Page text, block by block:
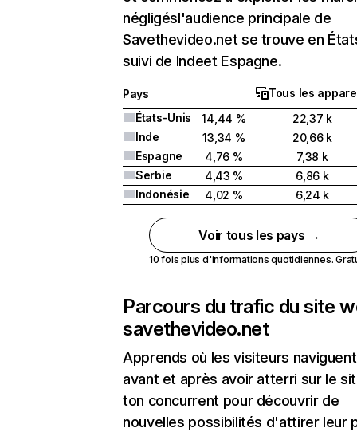
négligésl'audience principale de
Savethevideo.net se trouve en
suivi de Indeet Espagne.
Pays
Tous les
États-Unis
14,44 %
22,37 k
Inde
13,34 %
20,66 k
Espagne
4,76 %
7,38 k
Serbie
4,43 %
6,86 k
Indonésie
4,02 % 6,24 k
Voir tous les pays →
10 fois plus d'informations quotidiennes.
Parcours du trafic du site
savethevideo.net
Apprends où les visiteurs naviguent
avant et après avoir atterri sur le
ton concurrent pour découvrir de
nouvelles possibilités d'attirer leur